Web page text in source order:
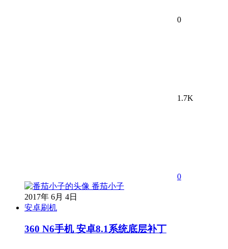
0
1.7K
0
番茄小子
2017年 6月 4日
安卓刷机
360 N6手机 安卓8.1系统底层补丁